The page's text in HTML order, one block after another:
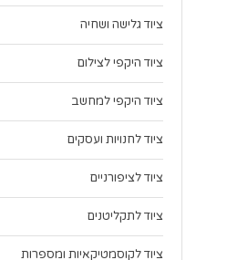
ציוד גלישה ושחיה
ציוד היקפי לצילום
ציוד היקפי למחשב
ציוד לחנויות ועסקים
ציוד לציפורניים
ציוד לתקליטנים
ציוד לקוסמטיקאיות ומספרות